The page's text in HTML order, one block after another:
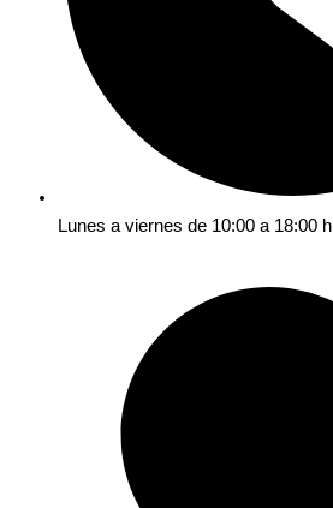
Lunes a viernes de 10:00 a 18:00 h